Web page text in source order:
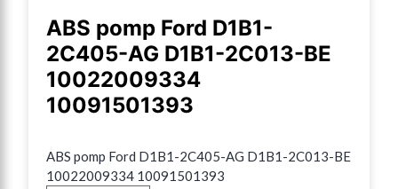
ABS pomp Ford D1B1-
2C405-AG D1B1-2C013-BE
10022009334
10091501393
ABS pomp Ford D1B1-2C405-AG D1B1-2C013-BE
10022009334 10091501393